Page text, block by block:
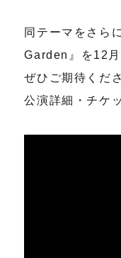
京都芸術センターっ
京都芸術センターの
連携事業のご案内
チケット情報
お問い合わせ
閲覧支援
同テーマをさら
Garden』を12月
ぜひご期待くだ
公演詳細・チケ